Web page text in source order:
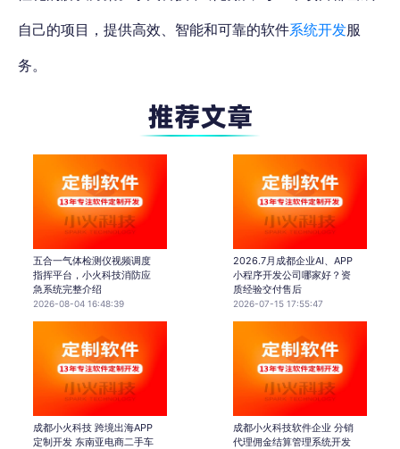
自己的项目，提供高效、智能和可靠的软件系统开发服
务。
五合一气体检测仪视频调度
指挥平台，小火科技消防应
急系统完整介绍
2026-08-04 16:48:39
2026.7月成都企业AI、APP
小程序开发公司哪家好？资
质经验交付售后
2026-07-15 17:55:47
成都小火科技 跨境出海APP
定制开发 东南亚电商二手车
成都小火科技软件企业 分销
代理佣金结算管理系统开发